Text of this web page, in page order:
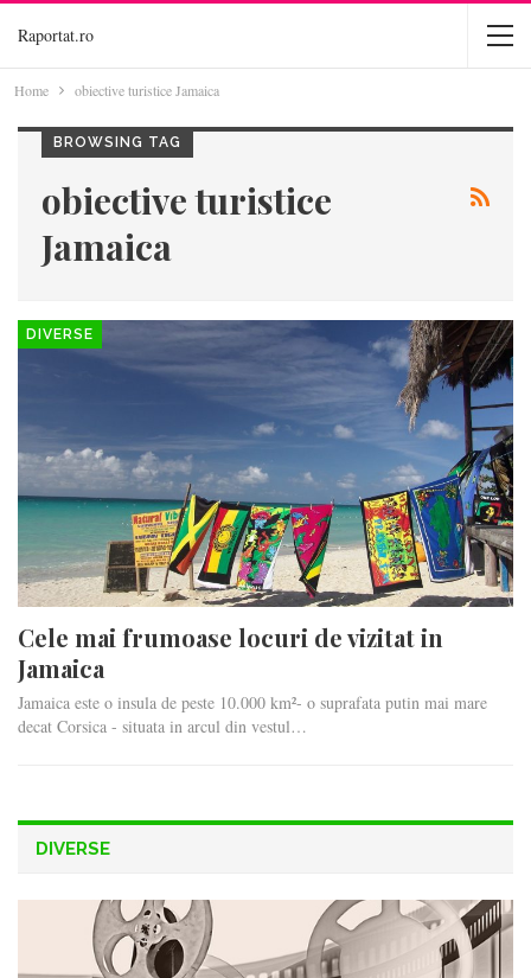
Raportat.ro
Home obiective turistice Jamaica
BROWSING TAG
obiective turistice
Jamaica
DIVERSE
Cele mai frumoase locuri de vizitat in
Jamaica
Jamaica este o insula de peste 10.000 km²- o suprafata putin mai mare
decat Corsica - situata in arcul din vestul…
DIVERSE